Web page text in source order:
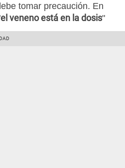
tomar precaución. En
el veneno está en la dosis"